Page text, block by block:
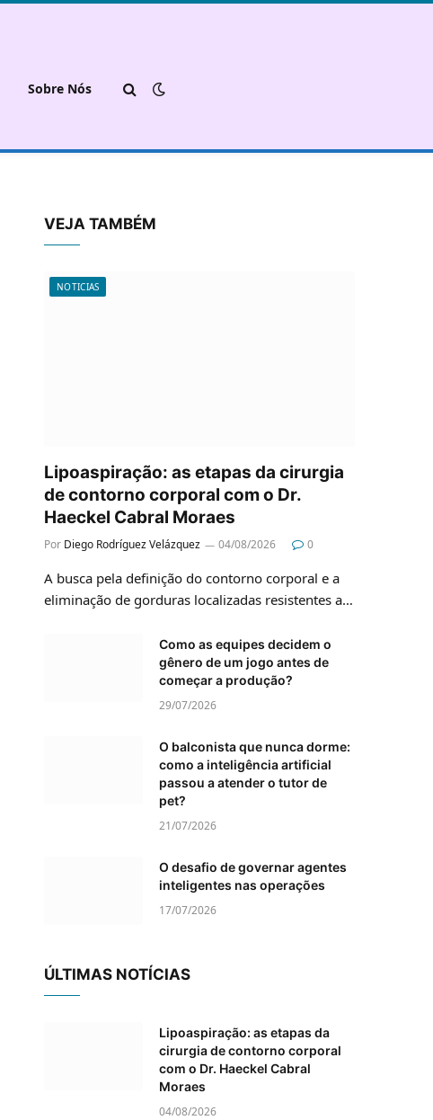
Sobre Nós
VEJA TAMBÉM
NOTICIAS
Lipoaspiração: as etapas da cirurgia
de contorno corporal com o Dr.
Haeckel Cabral Moraes
Por Diego Rodríguez Velázquez 04/08/2026 0
A busca pela definição do contorno corporal e a
eliminação de gorduras localizadas resistentes a…
Como as equipes decidem o
gênero de um jogo antes de
começar a produção?
29/07/2026
O balconista que nunca dorme:
como a inteligência artificial
passou a atender o tutor de
pet?
21/07/2026
O desafio de governar agentes
inteligentes nas operações
17/07/2026
ÚLTIMAS NOTÍCIAS
Lipoaspiração: as etapas da
cirurgia de contorno corporal
com o Dr. Haeckel Cabral
Moraes
04/08/2026